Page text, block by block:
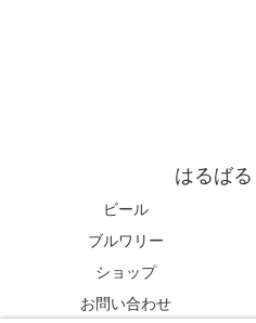
はるば
ビール
ブルワリー
ショップ
お問い合わせ